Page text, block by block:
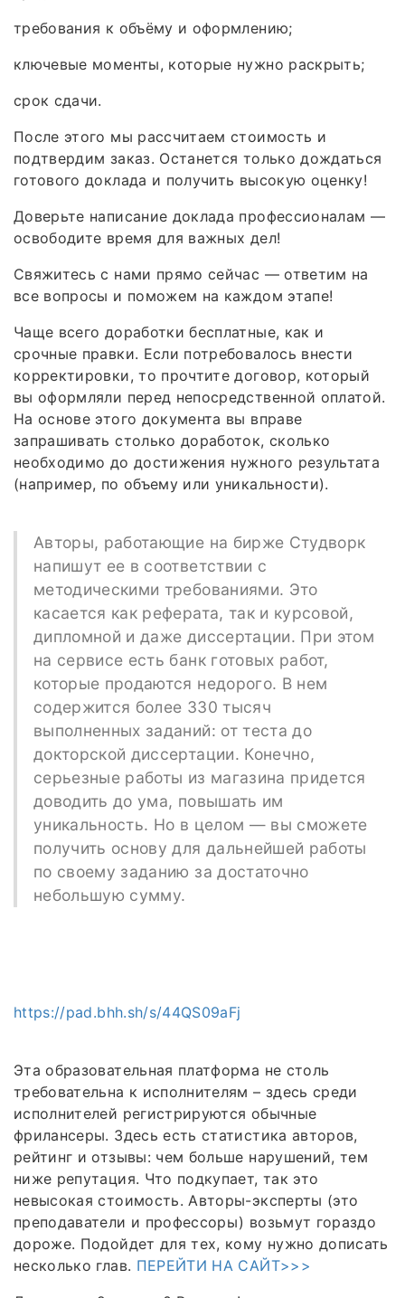
требования к объёму и оформлению;
ключевые моменты, которые нужно раскрыть;
срок сдачи.
После этого мы рассчитаем стоимость и
подтвердим заказ. Останется только дождаться
готового доклада и получить высокую оценку!
Доверьте написание доклада профессионалам —
освободите время для важных дел!
Свяжитесь с нами прямо сейчас — ответим на
все вопросы и поможем на каждом этапе!
Чаще всего доработки бесплатные, как и
срочные правки. Если потребовалось внести
корректировки, то прочтите договор, который
вы оформляли перед непосредственной оплатой.
На основе этого документа вы вправе
запрашивать столько доработок, сколько
необходимо до достижения нужного результата
(например, по объему или уникальности).
Авторы, работающие на бирже Студворк
напишут ее в соответствии с
методическими требованиями. Это
касается как реферата, так и курсовой,
дипломной и даже диссертации. При этом
на сервисе есть банк готовых работ,
которые продаются недорого. В нем
содержится более 330 тысяч
выполненных заданий: от теста до
докторской диссертации. Конечно,
серьезные работы из магазина придется
доводить до ума, повышать им
уникальность. Но в целом — вы сможете
получить основу для дальнейшей работы
по своему заданию за достаточно
небольшую сумму.
https://pad.bhh.sh/s/44QS09aFj
Эта образовательная платформа не столь
требовательна к исполнителям – здесь среди
исполнителей регистрируются обычные
фрилансеры. Здесь есть статистика авторов,
рейтинг и отзывы: чем больше нарушений, тем
ниже репутация. Что подкупает, так это
невысокая стоимость. Авторы-эксперты (это
преподаватели и профессоры) возьмут гораздо
дороже. Подойдет для тех, кому нужно дописать
несколько глав. ПЕРЕЙТИ НА САЙТ>>>